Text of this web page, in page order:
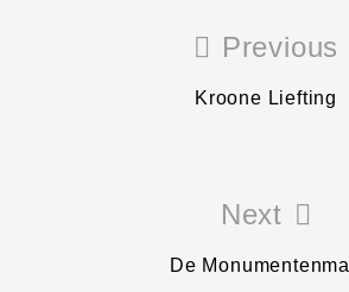
Previous
Kroone Liefting
Next
De